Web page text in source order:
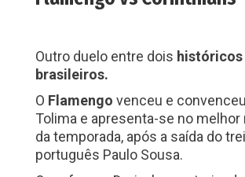
Outro duelo entre dois históricos
brasileiros.
O Flamengo venceu e
Tolima e apresenta-se no
da temporada, após a saída do
português Paulo Sousa.